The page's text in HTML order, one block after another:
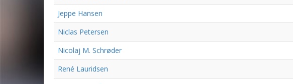
Jeppe Hansen
Niclas Petersen
Nicolaj M. Schrøder
René Lauridsen